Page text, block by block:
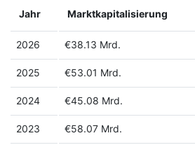
Jahr Marktkapitalisierung
2026 €38.13 Mrd.
2025 €53.01 Mrd.
2024 €45.08 Mrd.
2023 €58.07 Mrd.